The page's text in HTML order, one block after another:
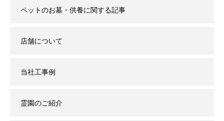
ペットのお墓・供養に関する記事
店舗について
当社工事例
霊園のご紹介